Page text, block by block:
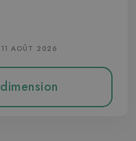
11 AOÛT 2026